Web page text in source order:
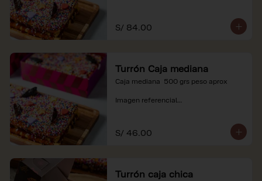
S/ 84.00
Turrón Caja mediana
Caja mediana  500 grs peso aprox
Imagen referencial
soles e incluyen impuestos de ley y
recargo al consumo.
S/ 46.00
Turrón caja chica